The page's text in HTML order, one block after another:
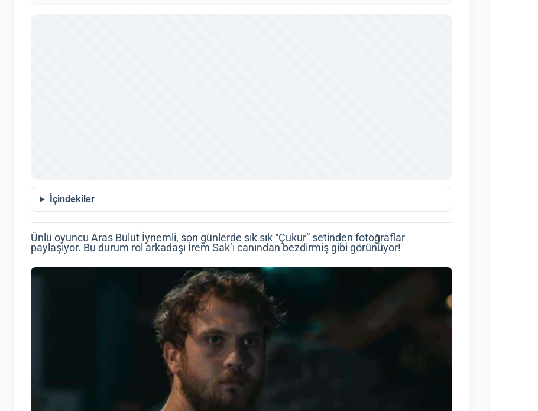
İçindekiler
Ünlü oyuncu Aras Bulut İynemli, son günlerde sık sık “Çukur” setinden fotoğraflar
paylaşıyor. Bu durum rol arkadaşı İrem Sak’ı canından bezdirmiş gibi görünüyor!